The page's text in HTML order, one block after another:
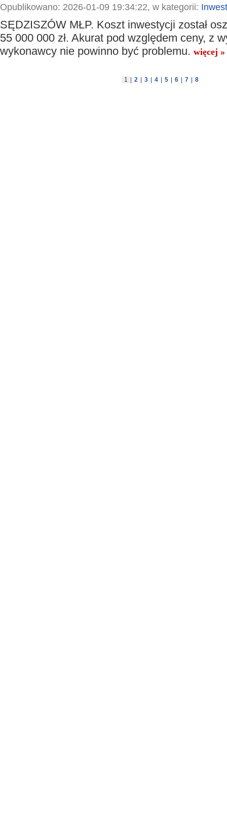
Opublikowano: 2026-01-09 19:34:22, w kategorii:
SĘDZISZÓW MŁP. Koszt inwestycji został
55 000 000 zł. Akurat pod względem ceny, z
wykonawcy nie powinno być problemu. więcej »
1 2 3 4 5 6 7 8